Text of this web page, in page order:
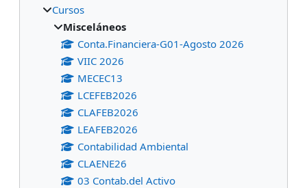
Cursos
Misceláneos
Conta.Financiera-G01-Agosto 2026
VIIC 2026
MECEC13
LCEFEB2026
CLAFEB2026
LEAFEB2026
Contabilidad Ambiental
CLAENE26
03 Contab.del Activo